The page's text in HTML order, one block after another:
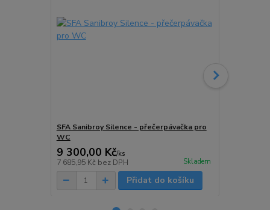
SFA Sanibroy Silence - přečerpávačka pro
WC
9 300,00 Kč/ks
7 685,95 Kč bez DPH Skladem
Přidat do košíku